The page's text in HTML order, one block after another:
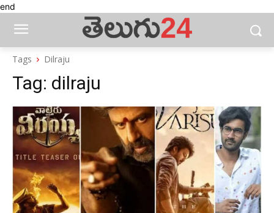
end
Tags Dilraju
Tag: dilraju